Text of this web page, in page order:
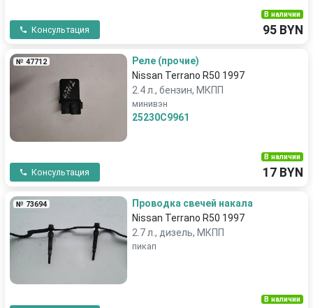
Консультация
В наличии
95 BYN
№ 47712
Реле (прочие)
Nissan Terrano R50 1997
2.4 л., бензин, МКПП
минивэн
25230C9961
Консультация
В наличии
17 BYN
№ 73694
Проводка свечей накала
Nissan Terrano R50 1997
2.7 л., дизель, МКПП
пикап
В наличии